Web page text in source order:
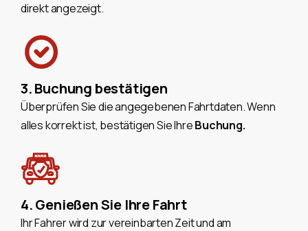
direkt angezeigt.
3. Buchung bestätigen
Überprüfen Sie die angegebenen Fahrtdaten. Wenn
alles korrekt ist, bestätigen Sie IhreBuchung.
4. Genießen Sie Ihre Fahrt
Ihr Fahrer wird zur vereinbarten Zeit und am